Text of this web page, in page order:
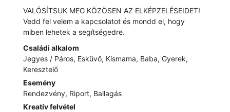
VALÓSÍTSUK MEG KÖZÖSEN AZ ELKÉPZELÉSEIDET!
Vedd fel velem a kapcsolatot és mondd el, hogy
miben lehetek a segítségedre.
Családi alkalom
Jegyes / Páros, Esküvő, Kismama, Baba, Gyerek,
Keresztelő
Esemény
Rendezvény, Riport, Ballagás
Kreatív felvétel